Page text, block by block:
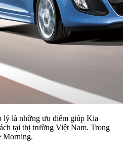
lý là những ưu điểm giúp Kia
tại thị trường Việt Nam. Trong
Morning.